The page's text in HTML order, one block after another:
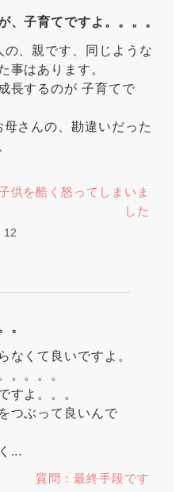
、子育てですよ。。。。
、親です、同じような
事はあります。
長するのが 子育てで
さんの、勘違いだった
供を酷く怒ってしまいま
した
12
。
なくて良いですよ。
。。。。
すよ。。。
つぶって良いんで
...
質問：最終手段です